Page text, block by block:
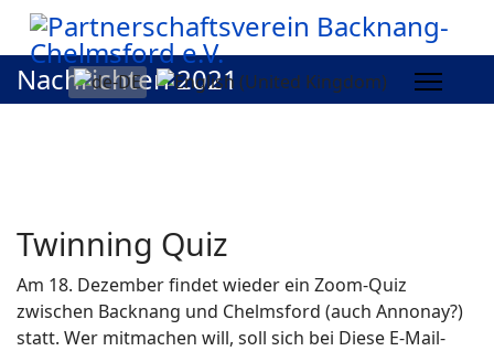
Nachrichten 2021
Twinning Quiz
Am 18. Dezember findet wieder ein Zoom-Quiz
zwischen Backnang und Chelmsford (auch Annonay?)
statt. Wer mitmachen will, soll sich bei Diese E-Mail-